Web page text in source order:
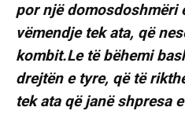
por një domosdoshmëri
vëmendje tek ata, që
kombit.Le të bëhemi
drejtën e tyre, që të
tek ata që janë shpresa